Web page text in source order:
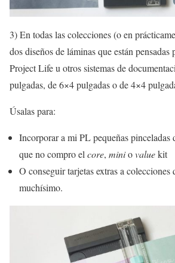
3) En todas las colecciones (o en
dos diseños de láminas que están pensadas
Project Life u otros sistemas de
pulgadas, de 6×4 pulgadas o de 4×4
Úsalas para:
Incorporar a mi PL pequeñas pinceladas
que no compro el core, miniovaluekit
O conseguir tarjetas extras a colecciones
muchísimo.